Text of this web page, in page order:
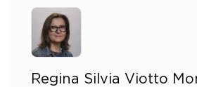
Regina Silvia Viotto